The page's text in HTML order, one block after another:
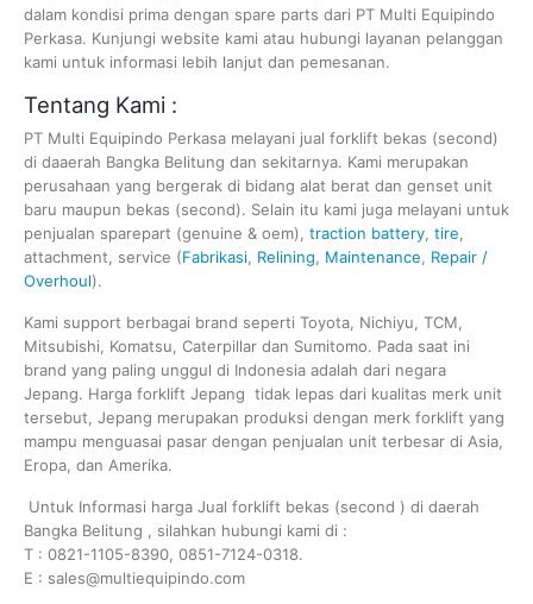
dalam kondisi prima dengan spare parts dari PT Multi Equipindo
Perkasa. Kunjungi website kami atau hubungi layanan pelanggan
kami untuk informasi lebih lanjut dan pemesanan.
Tentang Kami :
PT Multi Equipindo Perkasa melayani jual forklift bekas (second)
di daaerah Bangka Belitung dan sekitarnya. Kami merupakan
perusahaan yang bergerak di bidang alat berat dan genset unit
baru maupun bekas (second). Selain itu kami juga melayani untuk
penjualan sparepart (genuine & oem), traction battery tire
attachment, service (Fabrikasi Relining Maintenance
Repair /
Overhoul).
Kami support berbagai brand seperti Toyota, Nichiyu, TCM,
Mitsubishi, Komatsu, Caterpillar dan Sumitomo. Pada saat ini
brand yang paling unggul di Indonesia adalah dari negara
Jepang. Harga forklift Jepang tidak lepas dari kualitas merk unit
tersebut, Jepang merupakan produksi dengan merk forklift yang
mampu menguasai pasar dengan penjualan unit terbesar di Asia,
Eropa, dan Amerika.
Untuk Informasi harga Jual forklift bekas (second ) di daerah
Bangka Belitung , silahkan hubungi kami di :
T : 0821-1105-8390, 0851-7124-0318.
E : sales@multiequipindo.com